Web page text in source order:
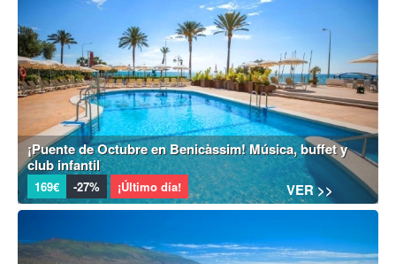
¡Puente de Octubre en Benicàssim! Música, buffet y
club infantil
169€ -27% ¡Último día! VER >>